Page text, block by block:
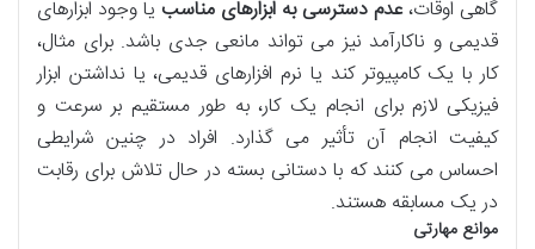
گاهی اوقات،عدم دسترسی به ابزارهای مناسب یا وجود ابزارهای
قدیمی و ناکارآمد نیز می تواند مانعی جدی باشد. برای مثال،
کار با یک کامپیوتر کند یا نرم افزارهای قدیمی، یا نداشتن ابزار
فیزیکی لازم برای انجام یک کار، به طور مستقیم بر سرعت و
کیفیت انجام آن تأثیر می گذارد. افراد در چنین شرایطی
احساس می کنند که با دستانی بسته در حال تلاش برای رقابت
در یک مسابقه هستند.
موانع مهارتی